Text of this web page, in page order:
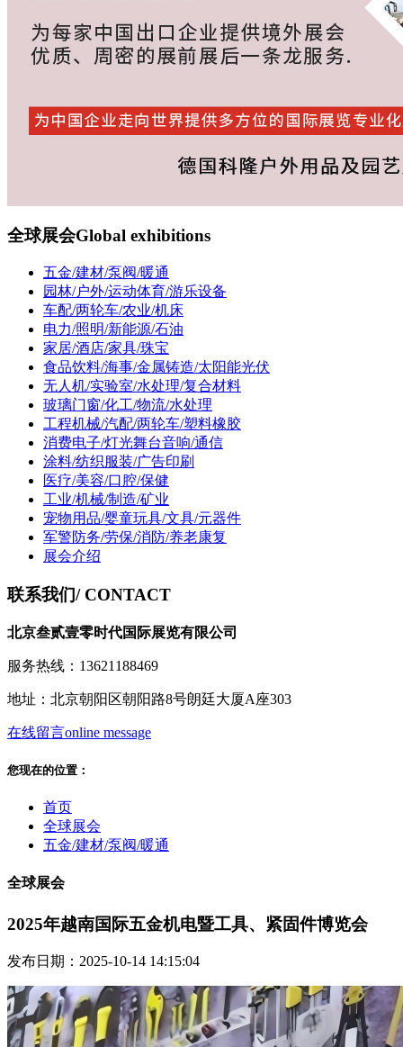
全球展会Global exhibitions
五金/建材/泵阀/暖通
园林/户外/运动体育/游乐设备
车配/两轮车/农业/机床
电力/照明/新能源/石油
家居/酒店/家具/珠宝
食品饮料/海事/金属铸造/太阳能光伏
无人机/实验室/水处理/复合材料
玻璃门窗/化工/物流/水处理
工程机械/汽配/两轮车/塑料橡胶
消费电子/灯光舞台音响/通信
涂料/纺织服装/广告印刷
医疗/美容/口腔/保健
工业/机械/制造/矿业
宠物用品/婴童玩具/文具/元器件
军警防务/劳保/消防/养老康复
展会介绍
联系我们/ CONTACT
北京叁贰壹零时代国际展览有限公司
服务热线：13621188469
地址：北京朝阳区朝阳路8号朗廷大厦A座303
在线留言online message
您现在的位置：
首页
全球展会
五金/建材/泵阀/暖通
全球展会
2025年越南国际五金机电暨工具、紧固件博览会
发布日期：2025-10-14 14:15:04